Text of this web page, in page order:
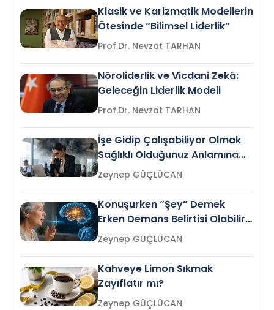
Klasik ve Karizmatik Modellerin
Ötesinde “Bilimsel Liderlik”
Prof.Dr. Nevzat TARHAN
Nöroliderlik ve Vicdani Zekâ:
Geleceğin Liderlik Modeli
Prof.Dr. Nevzat TARHAN
İşe Gidip Çalışabiliyor Olmak
Sağlıklı Olduğunuz Anlamına
Gelir mi?Zeynep GÜÇLÜCAN
Konuşurken “Şey” Demek
Erken Demans Belirtisi Olabilir
mi?
Zeynep GÜÇLÜCAN
Kahveye Limon Sıkmak
Zayıflatır mı?
Zeynep GÜÇLÜCAN